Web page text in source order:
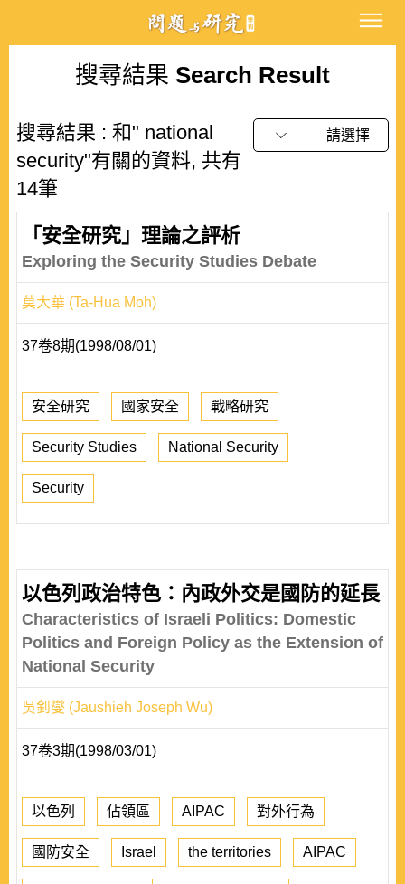
搜尋結果 Search Result
搜尋結果 : 和" national
security"有關的資料, 共有
14筆
請選擇
「安全研究」理論之評析
Exploring the Security Studies Debate
莫大華 (Ta-Hua Moh)
37卷8期(1998/08/01)
安全研究 國家安全 戰略研究
Security Studies National Security
Security
以色列政治特色：內政外交是國防的延長
Characteristics of Israeli Politics: Domestic
Politics and Foreign Policy as the Extension of
National Security
吳釗燮 (Jaushieh Joseph Wu)
37卷3期(1998/03/01)
以色列 佔領區 AIPAC 對外行為
國防安全 Israel the territories AIPAC